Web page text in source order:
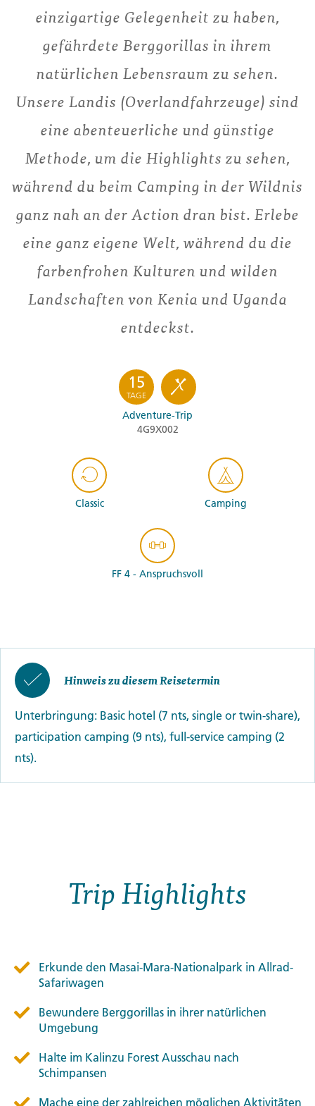
einzigartige Gelegenheit zu haben,
gefährdete Berggorillas in ihrem
natürlichen Lebensraum zu sehen.
Unsere Landis (Overlandfahrzeuge) sind
eine abenteuerliche und günstige
Methode, um die Highlights zu sehen,
während du beim Camping in der Wildnis
ganz nah an der Action dran bist. Erlebe
eine ganz eigene Welt, während du die
farbenfrohen Kulturen und wilden
Landschaften von Kenia und Uganda
entdeckst.
15
TAGE
Adventure-Trip
4G9X002
Classic Camping
FF 4 - Anspruchsvoll
Hinweis zu diesem Reisetermin
Unterbringung: Basic hotel (7 nts, single or twin-share),
participation camping (9 nts), full-service camping (2
nts).
Trip Highlights
Erkunde den Masai-Mara-Nationalpark in Allrad-
Safariwagen
Bewundere Berggorillas in ihrer natürlichen
Umgebung
Halte im Kalinzu Forest Ausschau nach
Schimpansen
Mache eine der zahlreichen möglichen Aktivitäten